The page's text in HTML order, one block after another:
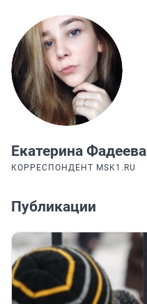
Екатерина Фадеева
КОРРЕСПОНДЕНТ MSK1.RU
Публикации